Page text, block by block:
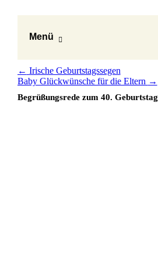
Menü
← Irische Geburtstagssegen
Baby Glückwünsche für die Eltern →
Begrüßungsrede zum 40. Geburtstag